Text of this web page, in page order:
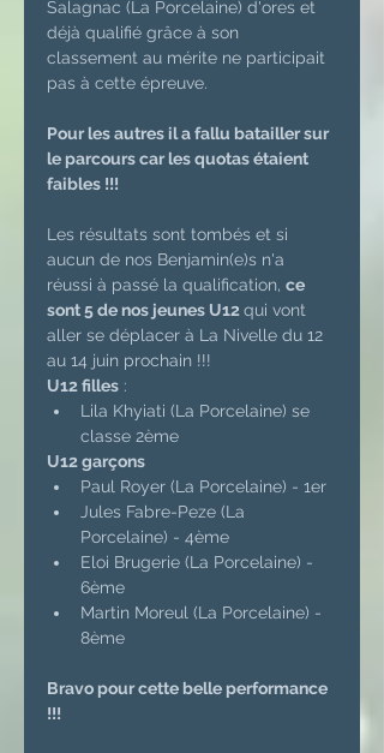
Salagnac (La Porcelaine) d'ores et
déjà qualifié grâce à son
classement au mérite ne participait
pas à cette épreuve.
Pour les autres il a fallu batailler sur
le parcours car les quotas étaient
faibles !!!
Les résultats sont tombés et si
aucun de nos Benjamin(e)s n'a
réussi à passé la qualification, ce
sont 5 de nos jeunes U12 qui vont
aller se déplacer à La Nivelle du 12
au 14 juin prochain !!!
U12 filles :
Lila Khyiati (La Porcelaine) se
classe 2ème
U12 garçons
Paul Royer (La Porcelaine) - 1er
Jules Fabre-Peze (La
Porcelaine) - 4ème
Eloi Brugerie (La Porcelaine) -
6ème
Martin Moreul (La Porcelaine) -
8ème
Bravo pour cette belle performance
!!!